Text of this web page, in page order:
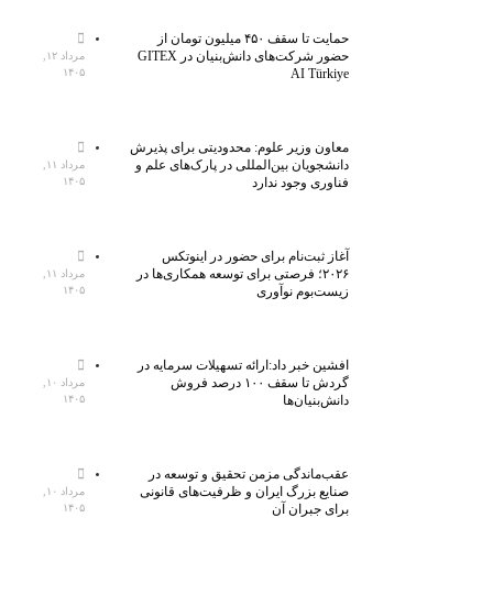
حمایت تا سقف ۴۵۰ میلیون تومان از
حضور شرکت‌های دانش‌بنیان در GITEX
AI Türkiye
مرداد ۱۲,
۱۴۰۵
معاون وزیر علوم: محدودیتی برای پذیرش
دانشجویان بین‌المللی در پارک‌های علم و
فناوری وجود ندارد
مرداد ۱۱,
۱۴۰۵
آغاز ثبت‌نام برای حضور در اینوتکس
۲۰۲۶؛ فرصتی برای توسعه همکاری‌ها در
زیست‌بوم نوآوری
مرداد ۱۱,
۱۴۰۵
افشین خبر داد:ارائه تسهیلات سرمایه در
گردش تا سقف ۱۰۰ درصد فروش
دانش‌بنیان‌ها
مرداد ۱۰,
۱۴۰۵
عقب‌ماندگی مزمن تحقیق و توسعه در
صنایع بزرگ ایران و ظرفیت‌های قانونی
برای جبران آن
مرداد ۱۰,
۱۴۰۵